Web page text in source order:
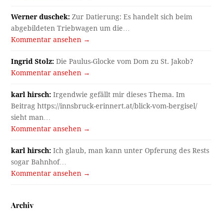
Werner duschek: Zur Datierung: Es handelt sich beim
abgebildeten Triebwagen um die…
Kommentar ansehen →
Ingrid Stolz: Die Paulus-Glocke vom Dom zu St. Jakob?
Kommentar ansehen →
karl hirsch: Irgendwie gefällt mir dieses Thema. Im
Beitrag https://innsbruck-erinnert.at/blick-vom-bergisel/
sieht man…
Kommentar ansehen →
karl hirsch: Ich glaub, man kann unter Opferung des Rests
sogar Bahnhof…
Kommentar ansehen →
Archiv